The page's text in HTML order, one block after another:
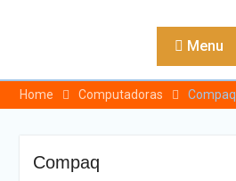
Menu
Home Computadoras Compaq
Compaq